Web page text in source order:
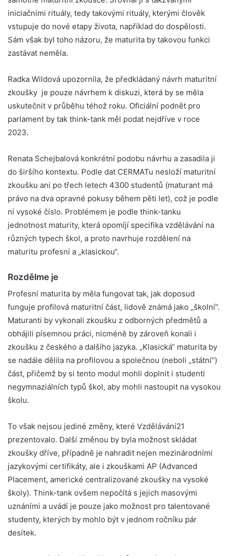
iniciačními rituály, tedy takovými rituály, kterými člověk
vstupuje do nové etapy života, například do dospělosti.
Sám však byl toho názoru, že maturita by takovou funkci
zastávat neměla.
Radka Wildová upozornila, že předkládaný návrh maturitní
zkoušky je pouze návrhem k diskuzi, která by se měla
uskutečnit v průběhu téhož roku. Oficiální podnět pro
parlament by tak think-tank měl podat nejdříve v roce
2023.
Renata Schejbalová konkrétní podobu návrhu a zasadila ji
do širšího kontextu. Podle dat CERMATu nesloží maturitní
zkoušku ani po třech letech 4300 studentů (maturant má
právo na dva opravné pokusy během pěti let), což je podle
ní vysoké číslo. Problémem je podle think-tanku
jednotnost maturity, která opomíjí specifika vzdělávání na
různých typech škol, a proto navrhuje rozdělení na
maturitu profesní a „klasickou“.
Rozdělme je
Profesní maturita by měla fungovat tak, jak doposud
funguje profilová maturitní část, lidově známá jako „školní“.
Maturanti by vykonali zkoušku z odborných předmětů a
obhájili písemnou práci, nicméně by zároveň konali i
zkoušku z českého a dalšího jazyka. „Klasická“ maturita by
se nadále dělila na profilovou a společnou (neboli „státní“)
část, přičemž by si tento modul mohli doplnit i studenti
negymnaziálních typů škol, aby mohli nastoupit na vysokou
školu.
To však nejsou jediné změny, které Vzdělávání21
prezentovalo. Další změnou by byla možnost skládat
zkoušky dříve, případně je nahradit nejen mezinárodními
jazykovými certifikáty, ale i zkouškami AP (Advanced
Placement, americké centralizované zkoušky na vysoké
školy). Think-tank ovšem nepočítá s jejich masovými
uznáními a uvádí je pouze jako možnost pro talentované
studenty, kterých by mohlo být v jednom ročníku pár
desítek.